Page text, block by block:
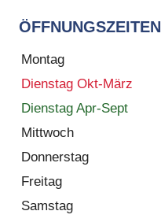
ÖFFNUNGSZEITEN
Montag
Dienstag Okt-März
Dienstag Apr-Sept
Mittwoch
Donnerstag
Freitag
Samstag